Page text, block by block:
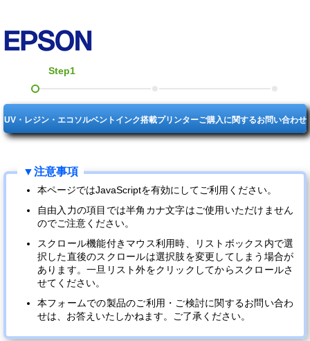
Step1
UV・レジン・エコソルベントインク搭載プリンターご購入に関するお問い合わせ
本ページではJavaScriptを有効にしてご利用ください。
自由入力の項目では半角カナ文字はご使用いただけません
のでご注意ください。
スクロール機能付きマウス利用時、リストボックス内で選
択した直後のスクロールは選択肢を変更してしまう場合が
あります。一旦リスト外をクリックしてからスクロールさ
せてください。
本フォームでの製品のご利用・ご検討に関するお問い合わ
せは、お答えいたしかねます。ご了承ください。